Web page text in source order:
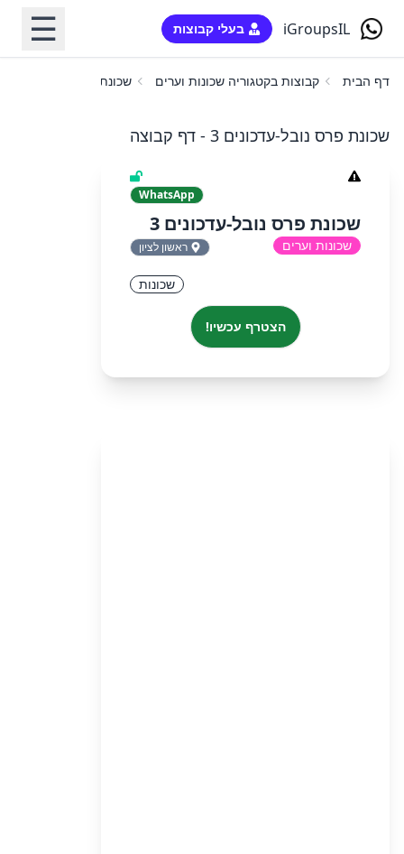
iGroupsIL בעלי קבוצות ☰
דף הבית קבוצות בקטגוריה שכונות וערים שכונת פרס נובל-עדכונים
שכונת פרס נובל-עדכונים 3 - דף קבוצה
WhatsApp
שכונת פרס נובל-עדכונים 3
שכונות וערים ראשון לציון
שכונות
הצטרף עכשיו!